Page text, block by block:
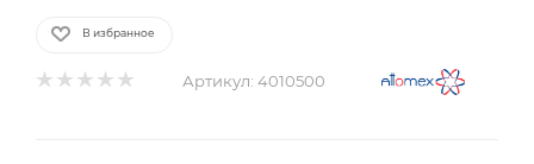
В избранное
Артикул: 4010500